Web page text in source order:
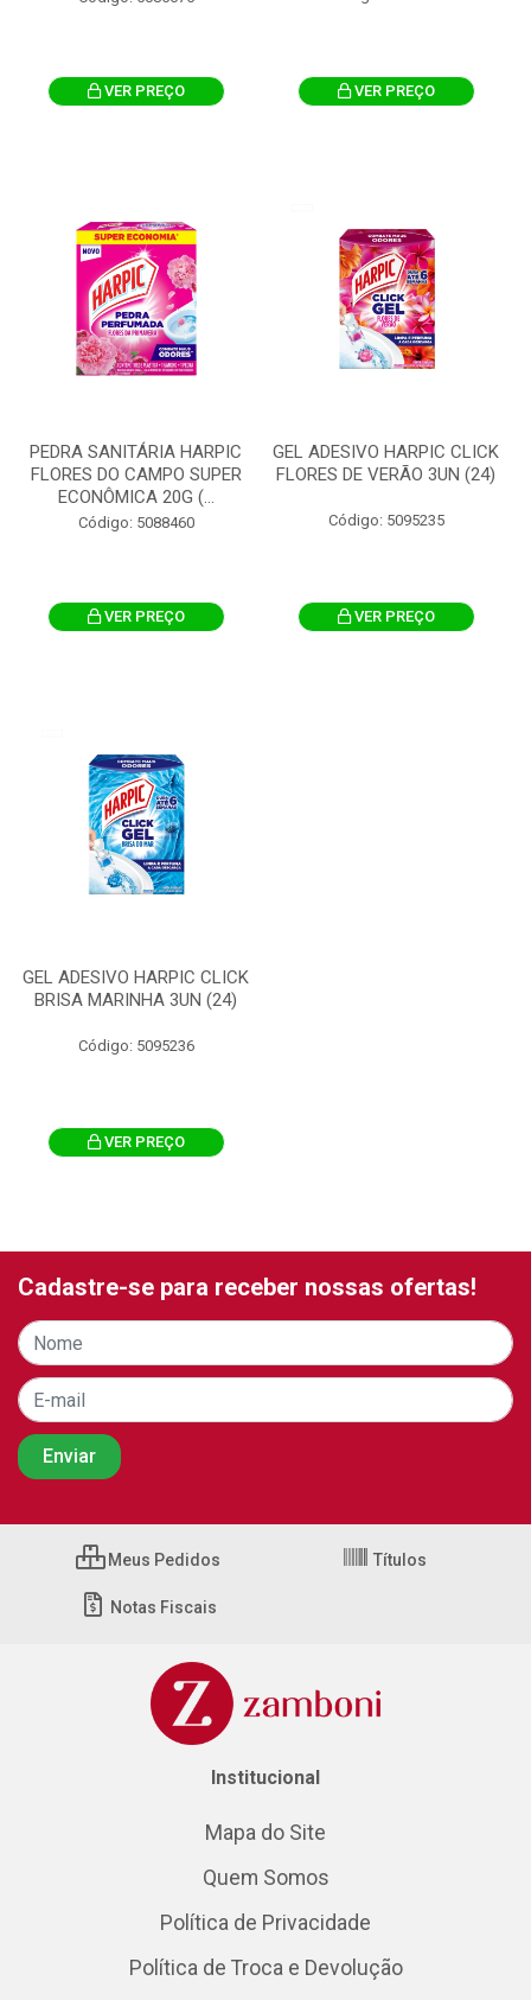
VER PREÇO VER PREÇO
PEDRA SANITÁRIA HARPIC
FLORES DO CAMPO SUPER
ECONÔMICA 20G (...
Código: 5088460
VER PREÇO
GEL ADESIVO HARPIC CLICK
FLORES DE VERÃO 3UN (24)
Código: 5095235
VER PREÇO
GEL ADESIVO HARPIC CLICK
BRISA MARINHA 3UN (24)
Código: 5095236
VER PREÇO
Cadastre-se para receber nossas ofertas!
Meus Pedidos Títulos
Notas Fiscais
Institucional
Mapa do Site
Quem Somos
Política de Privacidade
Política de Troca e Devolução